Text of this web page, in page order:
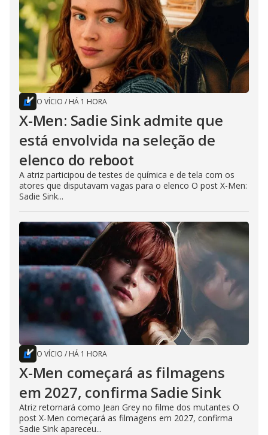
O VÍCIO / HÁ 1 HORA
X-Men: Sadie Sink admite que
está envolvida na seleção de
elenco do reboot
A atriz participou de testes de química e de tela com os
atores que disputavam vagas para o elenco O post X-Men:
Sadie Sink...
O VÍCIO / HÁ 1 HORA
X-Men começará as filmagens
em 2027, confirma Sadie Sink
Atriz retornará como Jean Grey no filme dos mutantes O
post X-Men começará as filmagens em 2027, confirma
Sadie Sink apareceu...